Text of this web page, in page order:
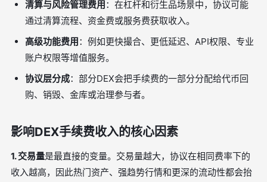
清算与风险管理费用：在杠杆和衍生品场景中，协议可能
通过清算流程、资金费或服务费获取收入。
高级功能费用：例如更快撮合、更低延迟、API权限、专业
账户权限等增值服务。
协议层分成：部分DEX会把手续费的一部分分配给代币回
购、销毁、金库或治理参与者。
影响DEX手续费收入的核心因素
1. 交易量是最直接的变量。交易量越大，协议在相同费率下的
收入越高，因此热门资产、强趋势行情和更深的流动性都会抬